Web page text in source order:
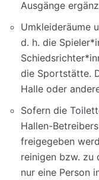
Ausgänge
Umkleideräume
d. h. die
die Sportstätte.
Halle oder
Sofern die
Hallen-
freigegeben
reinigen bzw. zu
nur eine Person